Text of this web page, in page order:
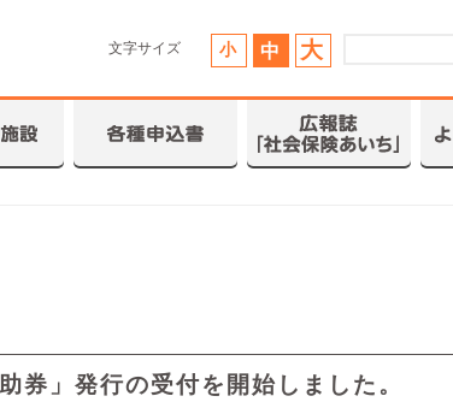
文字サイズ 小 中 大
券」発行の受付を開始しました。